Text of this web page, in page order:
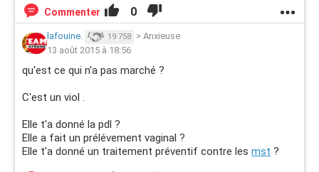
Commenter 0
lafouine. 19 758 > Anxieuse
13 août 2015 à 18:56
qu'est ce qui n'a pas marché ?
C'est un viol .
Elle t'a donné la pdl ?
Elle a fait un prélévement vaginal ?
Elle t'a donné un traitement préventif contre les mst ?